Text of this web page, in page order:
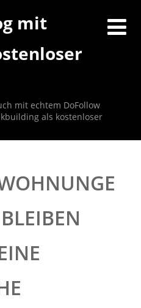
mit
mit echtem DoFollow
als kostenloser